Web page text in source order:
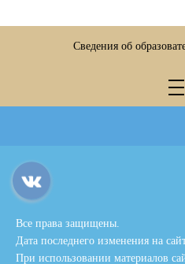
Сведения об
Все права защищены.
Дата последнего изменения на
При использовании материалов